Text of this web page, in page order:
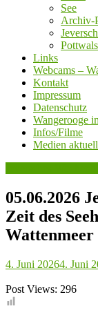
See
Archiv-
Links
Webcams –
Kontakt
Impressum
Datenschutz
Wangerooge
Infos/Filme
Medien aktuell
05.06.2026
Zeit des
Wattenmeer
4. Juni 20264. Juni
Post Views: 296